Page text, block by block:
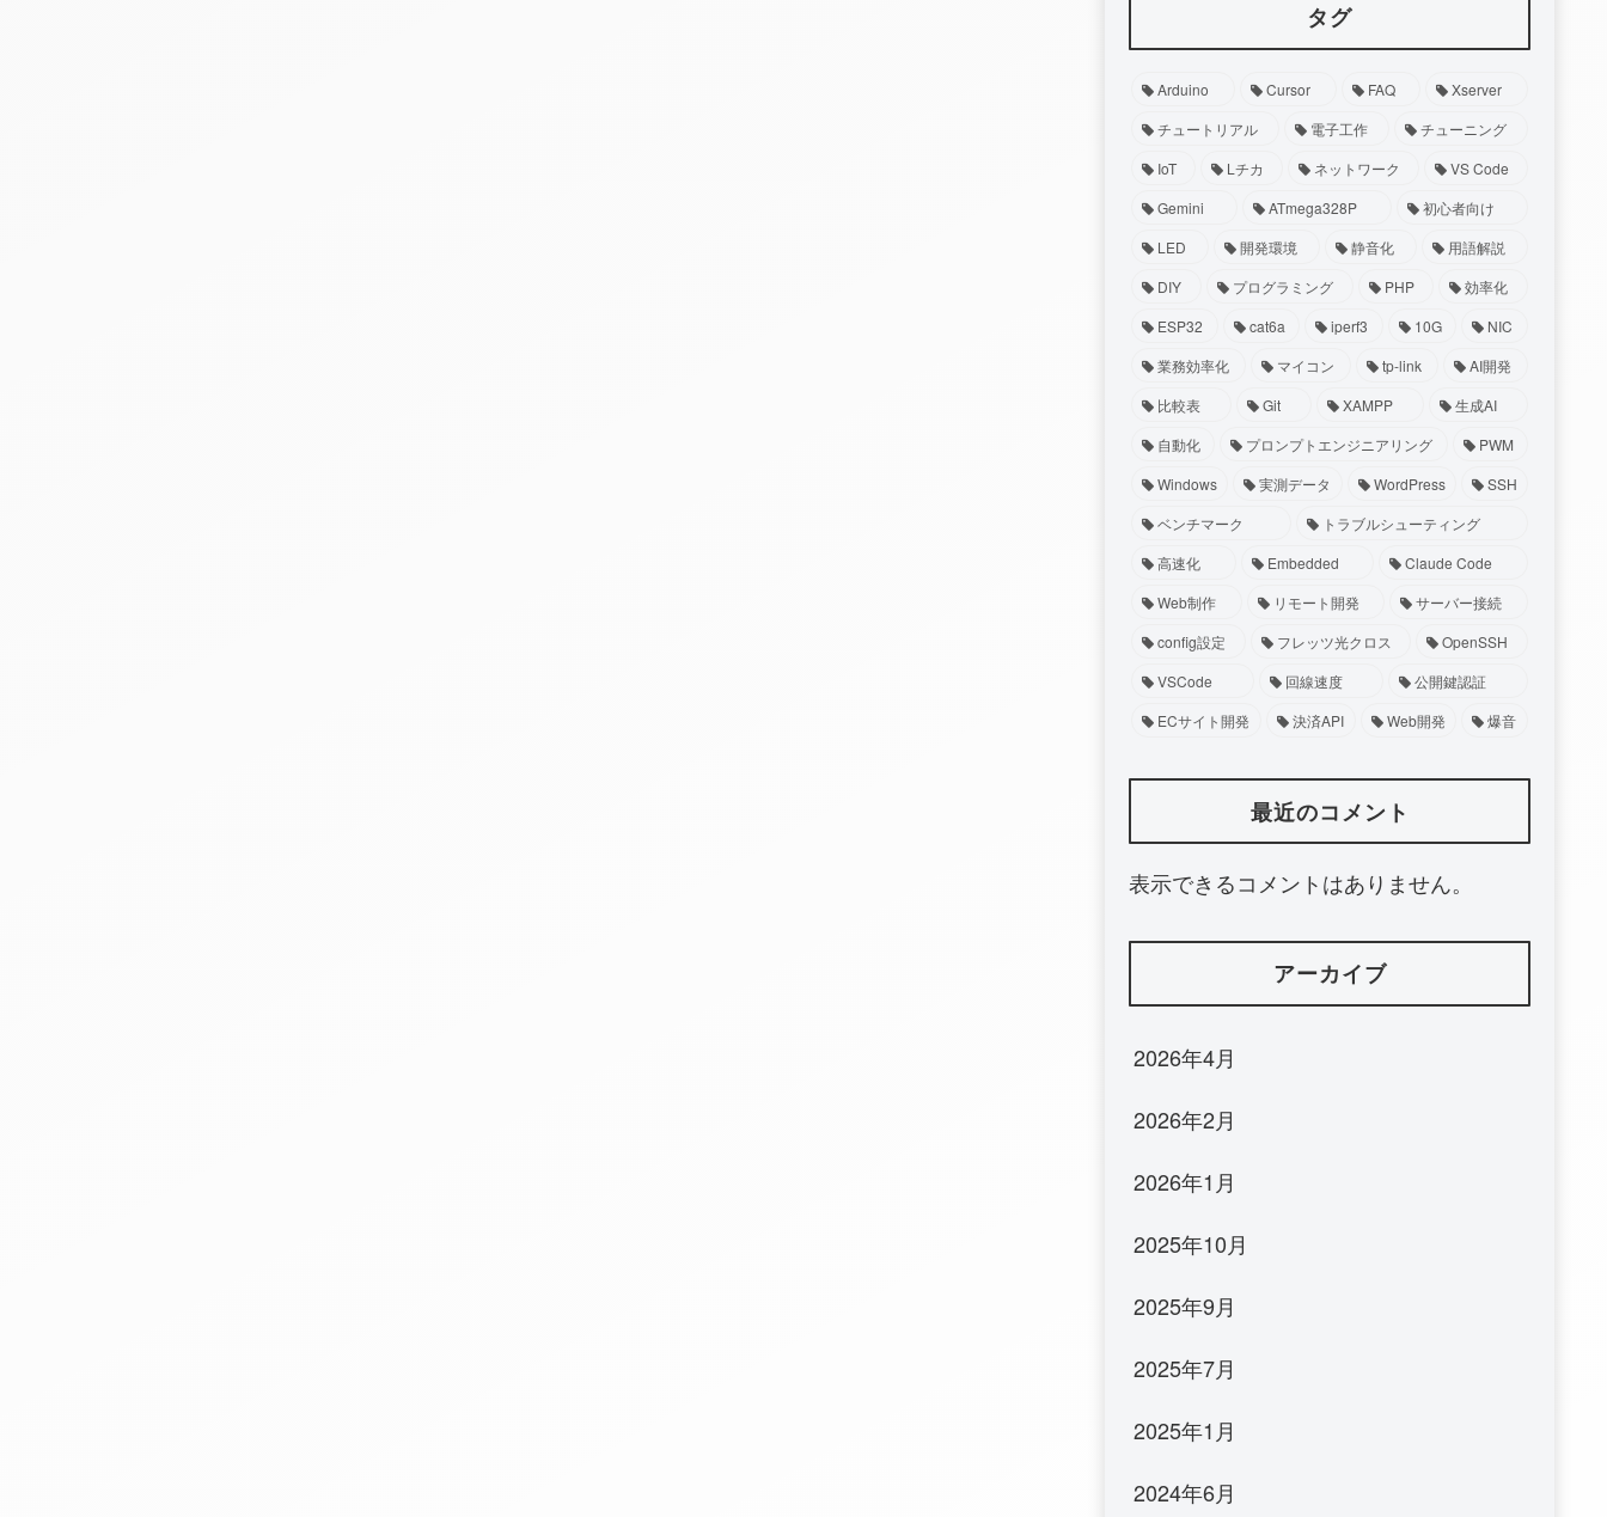
タグ
Arduino Cursor FAQ
Xserver
チュートリアル
電子工作
チューニング
IoT
Lチカ ネットワーク
VS Code
Gemini
ATmega328P
初心者向け
LED
開発環境 静音化
用語解説
DIY
プログラミング PHP
効率化
ESP32
cat6a iperf3 10G
NIC
業務効率化
マイコン tp-link
AI開発
比較表
Git XAMPP
生成AI
自動化
プロンプトエンジニアリング
PWM
Windows
実測データ WordPress
SSH
ベンチマーク
トラブルシューティング
高速化
Embedded
Claude Code
Web制作
リモート開発
サーバー接続
config設定
フレッツ光クロス
OpenSSH
VSCode
回線速度
公開鍵認証
ECサイト開発
決済API Web開発 爆音
最近のコメント
表示できるコメントはありません。
アーカイブ
2026年4月
2026年2月
2026年1月
2025年10月
2025年9月
2025年7月
2025年1月
2024年6月